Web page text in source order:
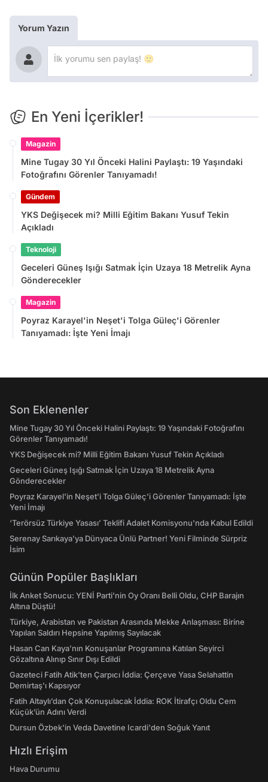
Yorum Yazın
En Yeni İçerikler!
Magazin
Mine Tugay 30 Yıl Önceki Halini Paylaştı: 19 Yaşındaki
Fotoğrafını Görenler Tanıyamadı!
Gündem
YKS Değişecek mi? Milli Eğitim Bakanı Yusuf Tekin
Açıkladı
Teknoloji
Geceleri Güneş Işığı Satmak İçin Uzaya 18 Metrelik Ayna
Gönderecekler
Magazin
Poyraz Karayel'in Neşet'i Tolga Güleç'i Görenler
Tanıyamadı: İşte Yeni İmajı
Son Eklenenler
Mine Tugay 30 Yıl Önceki Halini Paylaştı: 19 Yaşındaki Fotoğrafını
Görenler Tanıyamadı!
YKS Değişecek mi? Milli Eğitim Bakanı Yusuf Tekin Açıkladı
Geceleri Güneş Işığı Satmak İçin Uzaya 18 Metrelik Ayna
Gönderecekler
Poyraz Karayel'in Neşet'i Tolga Güleç'i Görenler Tanıyamadı: İşte
Yeni İmajı
‘Terörsüz Türkiye Yasası’ Teklifi Adalet Komisyonu'nda Kabul Edildi
Serenay Sarıkaya'ya Dünyaca Ünlü Partner! Yeni Filminde Sürpriz
İsim
Günün Popüler Başlıkları
İlk Anket Sonucu: YENİ Parti'nin Oy Oranı Belli Oldu, CHP Barajın
Altına Düştü!
Türkiye, Arabistan ve Pakistan Arasında Mekke Anlaşması: Birine
Yapılan Saldırı Hepsine Yapılmış Sayılacak
Hasan Can Kaya’nın Konuşanlar Programına Katılan Seyirci
Gözaltına Alınıp Sınır Dışı Edildi
Gazeteci Fatih Atik'ten Çarpıcı İddia: Çerçeve Yasa Selahattin
Demirtaş'ı Kapsıyor
Fatih Altaylı’dan Çok Konuşulacak İddia: ROK İtirafçı Oldu Cem
Küçük’ün Adını Verdi
Dursun Özbek'in Veda Davetine Icardi'den Soğuk Yanıt
Hızlı Erişim
Hava Durumu